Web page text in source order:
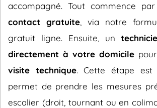
accompagné. Tout commence
contact gratuite , via notre
gratuit ligne. Ensuite, un
directement à votre domicile
visite technique. Cette étape est
permet de prendre les mesures
escalier (droit, tournant ou en